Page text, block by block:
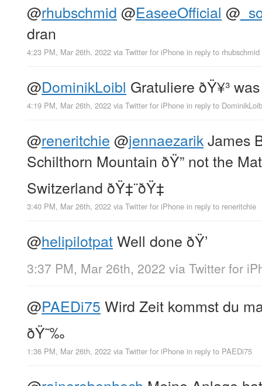
@rhubschmid @EaseeOfficial @
dran
4:23 PM, Mar 26th, 2022 via Twitter for iPhone in reply to rhubschmid
@DominikLoibl Gratuliere ðŸ¥³
4:19 PM, Mar 26th, 2022 via Twitter for iPhone in reply to
@reneritchie @jennaezarikJames
Schilthorn Mountain ðŸ” not the
Switzerland ðŸ‡¨ðŸ‡­
3:40 PM, Mar 26th, 2022 via Twitter for iPhone in reply to reneritchie
@helipilotpatWell done ðŸ’
3:37 PM, Mar 26th, 2022 via Twitter for
@PAEDi75 Wird Zeit kommst du
ðŸ˜‰
1:36 PM, Mar 26th, 2022 via Twitter for iPhone in reply to PAEDi75